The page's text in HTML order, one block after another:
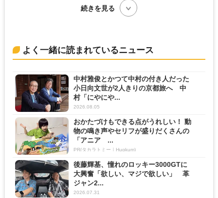
続きを見る
よく一緒に読まれているニュース
中村雅俊とかつて中村の付き人だった
小日向文世が2人きりの京都旅へ 中
村「にやにや...
2026.08.05
おかたづけもできる点がうれしい！ 動
物の鳴き声やセリフが盛りだくさんの
「アニア ...
PR(タカラトミー｜Hugkum)
後藤輝基、憧れのロッキー3000GTに
大興奮「欲しい、マジで欲しい」 革
ジャン2...
2026.07.31